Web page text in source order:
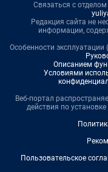
Связаться с
Редакция сайта не
информации,
Особенности
Описанием
Условиями
Веб-портал
действия по
Пользовательское